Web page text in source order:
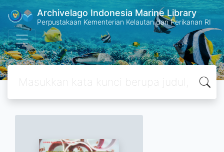
Archivelago Indonesia Marine Library
Perpustakaan Kementerian Kelautan dan Perikanan RI